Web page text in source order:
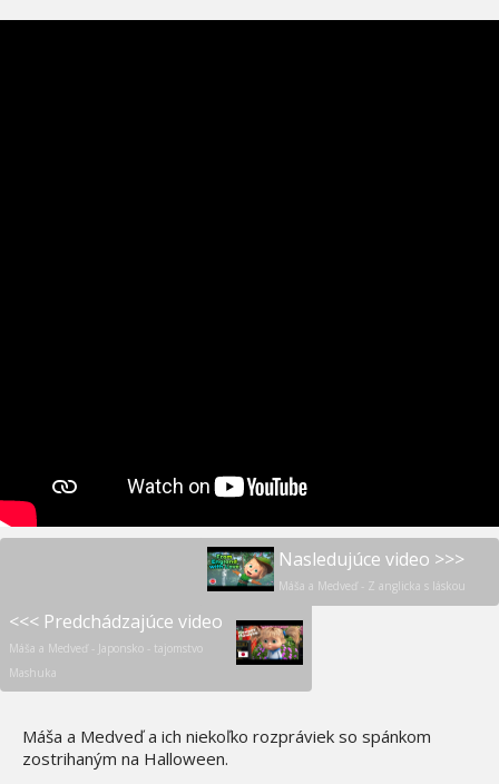
Nasledujúce video >>>
Máša a Medveď - Z anglicka s láskou
<<< Predchádzajúce video
Máša a Medveď - Japonsko - tajomstvo
Mashuka
Máša a Medveď a ich niekoľko rozpráviek so spánkom
zostrihaným na Halloween.